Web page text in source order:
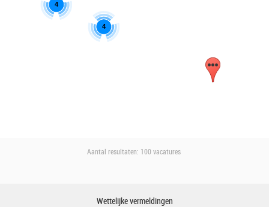
4
4
Aantal resultaten: 100 vacatures
Wettelijke vermeldingen